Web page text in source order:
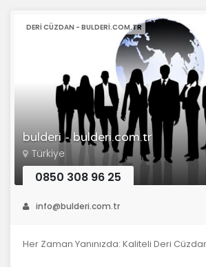
bulderi - bulderi.com.tr
DERI CÜZDAN - BULDERI.COM.TR
Türkiye
0850 308 96 25
info@bulderi.com.tr
Her Zaman Yanınızda: Kaliteli Deri